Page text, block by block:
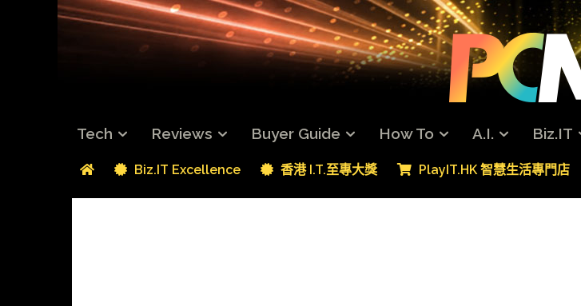
Tech Reviews Buyer Guide How To A.I. Biz.IT
Biz.IT Excellence 香港 I.T.至專大獎 PlayIT.HK 智慧生活專門店